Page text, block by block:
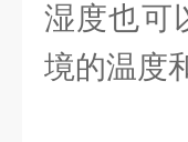
湿度也可
境的温度